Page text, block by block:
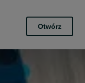
Otwórz